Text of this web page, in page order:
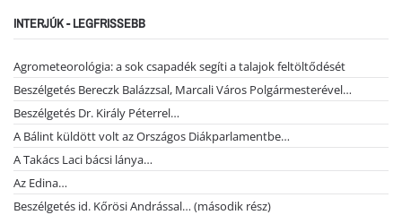
INTERJÚK - LEGFRISSEBB
Agrometeorológia: a sok csapadék segíti a talajok feltöltődését
Beszélgetés Bereczk Balázzsal, Marcali Város Polgármesterével…
Beszélgetés Dr. Király Péterrel…
A Bálint küldött volt az Országos Diákparlamentbe…
A Takács Laci bácsi lánya…
Az Edina…
Beszélgetés id. Kőrösi Andrással… (második rész)